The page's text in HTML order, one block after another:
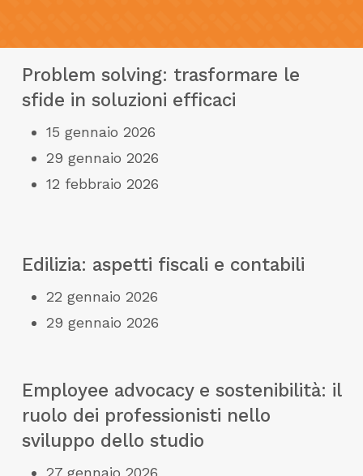
Problem solving: trasformare le
sfide in soluzioni efficaci
15 gennaio 2026
29 gennaio 2026
12 febbraio 2026
Edilizia: aspetti fiscali e contabili
22 gennaio 2026
29 gennaio 2026
Employee advocacy e sostenibilità: il
ruolo dei professionisti nello
sviluppo dello studio
27 gennaio 2026